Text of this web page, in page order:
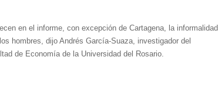
en el informe, con excepción de Cartagena, la informalidad
hombres, dijo Andrés García-Suaza, investigador del
de Economía de la Universidad del Rosario.